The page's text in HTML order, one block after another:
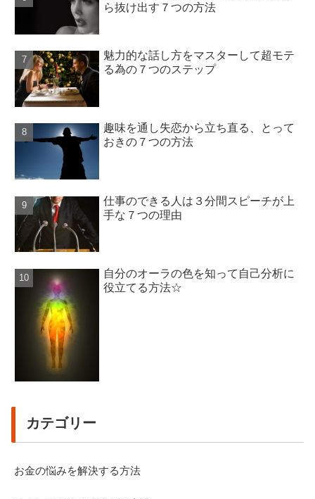
ら抜け出す７つの方法
魅力的な話し方をマスターして超モテ
る為の７つのステップ
趣味を通し失恋から立ち直る、とって
おきの７つの方法
仕事のできる人は３分間スピーチが上
手な７つの理由
自分のオーラの色を知って自己分析に
役立てる方法☆
カテゴリー
お金の悩みを解決する方法